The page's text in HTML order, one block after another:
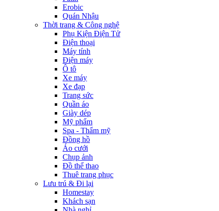
Erobic
Quán Nhậu
Thời trang & Công nghệ
Phụ Kiện Điện Tử
Điện thoại
Máy tính
Điện máy
Ô tô
Xe máy
Xe đạp
Trang sức
Quần áo
Giày dép
Mỹ phẩm
Spa - Thẩm mỹ
Đồng hồ
Áo cưới
Chụp ảnh
Đồ thể thao
Thuê trang phục
Lưu trú & Đi lại
Homestay
Khách sạn